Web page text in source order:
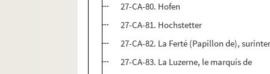
27-CA-80. Hofen
27-CA-81. Hochstetter
27-CA-82. La Ferté (Papillon de),
27-CA-83. La Luzerne, le marquis de